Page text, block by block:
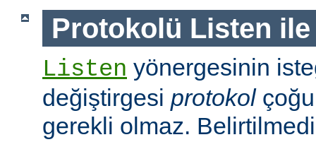
Protokolü Listen
Listen yönergesinin
değiştirgesi protokolçoğu
gerekli olmaz.